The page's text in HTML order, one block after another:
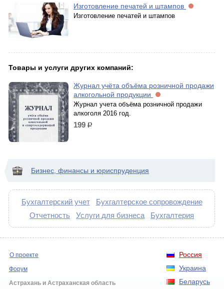
Изготовление печатей и штампов
Изготовление печатей и штампов
Товары и услуги других компаний:
Журнал учёта объёма розничной продажи
алкогольной продукции
Журнал учета объёма розничной продажи
алкоголя 2016 год.
199 р.
Бизнес, финансы и юриспруденция
Бухгалтерский учет
Бухгалтерское сопровождение
Отчетность
Услуги для бизнеса Бухгалтерия
Россия
Украина
Беларусь
О проекте
Форум
Астрахань и Астраханская область